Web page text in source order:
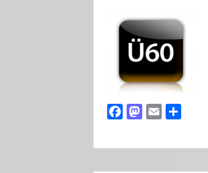
Facebook
Mastodon
Email